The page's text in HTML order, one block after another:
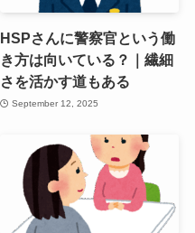
HSPさんに警察官という働
き方は向いている？｜繊細
さを活かす道もある
September 12, 2025